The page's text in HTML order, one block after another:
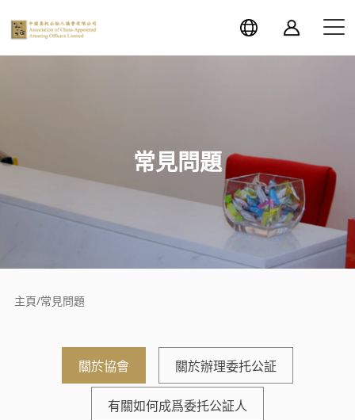
常見問題
主頁/常見問題
關於協會 關於辦理委托公証
有關如何成爲委托公証人